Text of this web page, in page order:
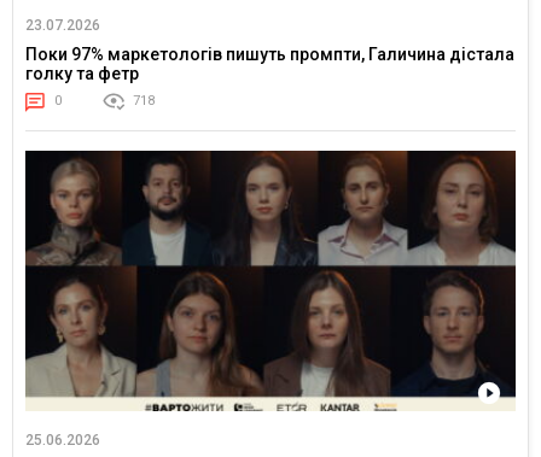
23.07.2026
Поки 97% маркетологів пишуть промпти, Галичина дістала
голку та фетр
0 718
25.06.2026